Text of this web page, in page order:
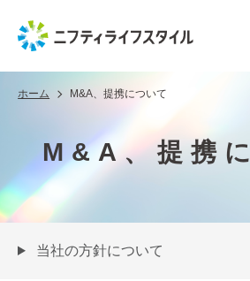
ホーム M&A、提携について
M&A、提携
当社の方針について